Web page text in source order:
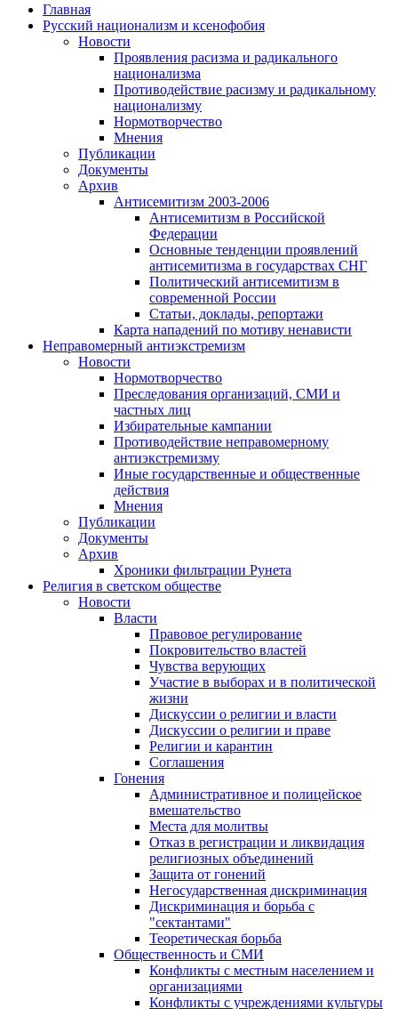
Главная
Русский национализм и ксенофобия
Новости
Проявления расизма и радикального
национализма
Противодействие расизму и радикальному
национализму
Нормотворчество
Мнения
Публикации
Документы
Архив
Антисемитизм 2003-2006
Антисемитизм в Российской
Федерации
Основные тенденции проявлений
антисемитизма в государствах СНГ
Политический антисемитизм в
современной России
Статьи, доклады, репортажи
Карта нападений по мотиву ненависти
Неправомерный антиэкстремизм
Новости
Нормотворчество
Преследования организаций, СМИ и
частных лиц
Избирательные кампании
Противодействие неправомерному
антиэкстремизму
Иные государственные и общественные
действия
Мнения
Публикации
Документы
Архив
Хроники фильтрации Рунета
Религия в светском обществе
Новости
Власти
Правовое регулирование
Покровительство властей
Чувства верующих
Участие в выборах и в политической
жизни
Дискуссии о религии и власти
Дискуссии о религии и праве
Религии и карантин
Соглашения
Гонения
Административное и полицейское
вмешательство
Места для молитвы
Отказ в регистрации и ликвидация
религиозных объединений
Защита от гонений
Негосударственная дискриминация
Дискриминация и борьба с
"сектантами"
Теоретическая борьба
Общественность и СМИ
Конфликты с местным населением и
организациями
Конфликты с учреждениями культуры